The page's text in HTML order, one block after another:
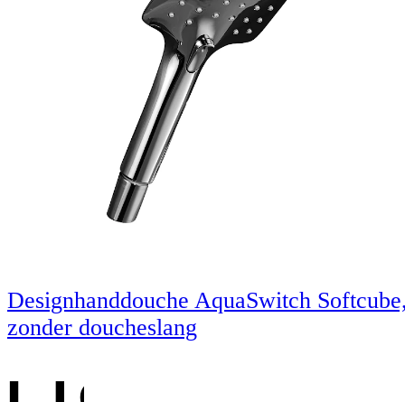
Designhanddouche AquaSwitch
zonder doucheslang